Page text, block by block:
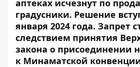
аптеках исчезнут по
градусники. Решение
января 2024 года. Запрет
следствием принятия
закона о присоединении
к Минаматской